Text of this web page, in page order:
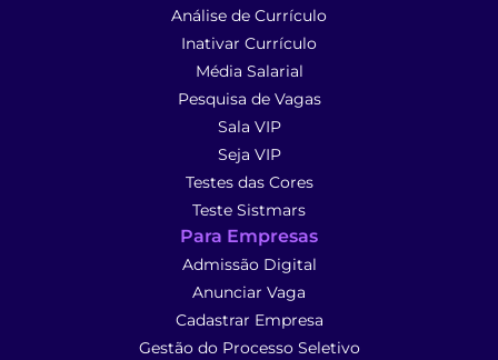
Análise de Currículo
Inativar Currículo
Média Salarial
Pesquisa de Vagas
Sala VIP
Seja VIP
Testes das Cores
Teste Sistmars
Para Empresas
Admissão Digital
Anunciar Vaga
Cadastrar Empresa
Gestão do Processo Seletivo